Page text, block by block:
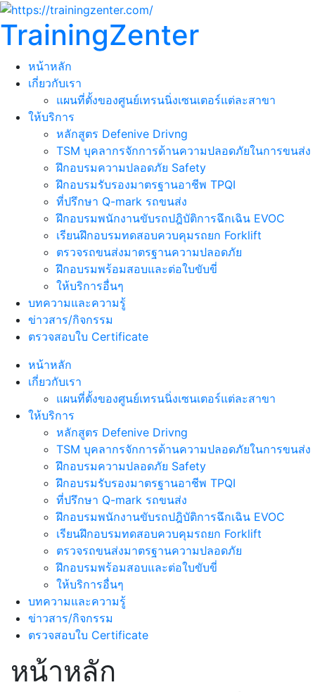
TrainingZenter
หน้าหลัก
เกี่ยวกับเรา
แผนที่ตั้งของศูนย์เทรนนิ่งเซนเตอร์แต่ละสาขา
ให้บริการ
หลักสูตร Defenive Drivng
TSM บุคลากรจักการด้านความปลอดภัยในการขนส่ง
ฝึกอบรมความปลอดภัย Safety
ฝึกอบรมรับรองมาตรฐานอาชีพ TPQI
ที่ปรึกษา Q-mark รถขนส่ง
ฝึกอบรมพนักงานขับรถปฎิบัติการฉึกเฉิน EVOC
เรียนฝึกอบรมทดสอบควบคุมรถยก Forklift
ตรวจรถขนส่งมาตรฐานความปลอดภัย
ฝึกอบรมพร้อมสอบและต่อใบขับขี่
ให้บริการอื่นๆ
บทความและความรู้
ข่าวสาร/กิจกรรม
ตรวจสอบใบ Certificate
หน้าหลัก
เกี่ยวกับเรา
แผนที่ตั้งของศูนย์เทรนนิ่งเซนเตอร์แต่ละสาขา
ให้บริการ
หลักสูตร Defenive Drivng
TSM บุคลากรจักการด้านความปลอดภัยในการขนส่ง
ฝึกอบรมความปลอดภัย Safety
ฝึกอบรมรับรองมาตรฐานอาชีพ TPQI
ที่ปรึกษา Q-mark รถขนส่ง
ฝึกอบรมพนักงานขับรถปฎิบัติการฉึกเฉิน EVOC
เรียนฝึกอบรมทดสอบควบคุมรถยก Forklift
ตรวจรถขนส่งมาตรฐานความปลอดภัย
ฝึกอบรมพร้อมสอบและต่อใบขับขี่
ให้บริการอื่นๆ
บทความและความรู้
ข่าวสาร/กิจกรรม
ตรวจสอบใบ Certificate
หน้าหลัก